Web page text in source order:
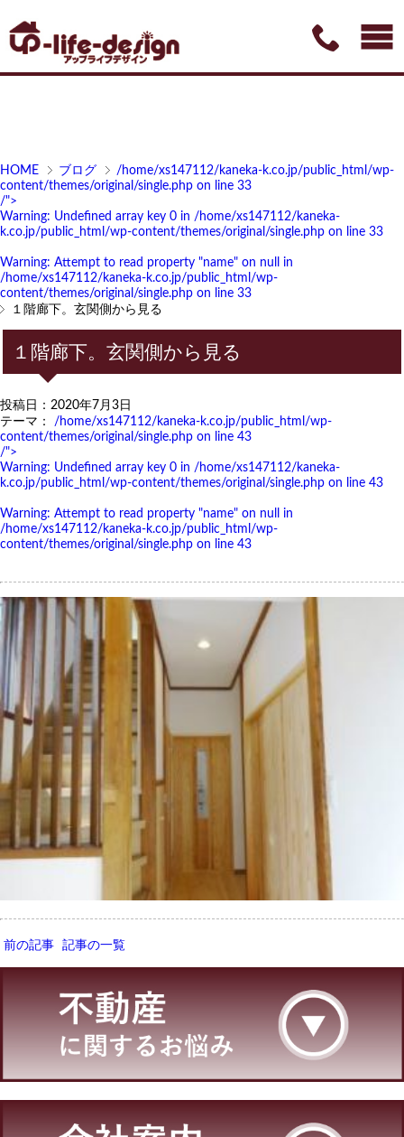
HOME ブログ
/home/xs147112/kaneka-k.co.jp/public_html/wp-
content/themes/original/single.php on line 33
/">
Warning: Undefined array key 0 in /home/xs147112/kaneka-
k.co.jp/public_html/wp-content/themes/original/single.php on line 33
Warning: Attempt to read property "name" on null in
/home/xs147112/kaneka-k.co.jp/public_html/wp-
content/themes/original/single.php on line 33
１階廊下。玄関側から見る
１階廊下。玄関側から見る
投稿日：2020年7月3日
テーマ： /home/xs147112/kaneka-k.co.jp/public_html/wp-
content/themes/original/single.php on line 43
/">
Warning: Undefined array key 0 in /home/xs147112/kaneka-
k.co.jp/public_html/wp-content/themes/original/single.php on line 43
Warning: Attempt to read property "name" on null in
/home/xs147112/kaneka-k.co.jp/public_html/wp-
content/themes/original/single.php on line 43
前の記事 記事の一覧